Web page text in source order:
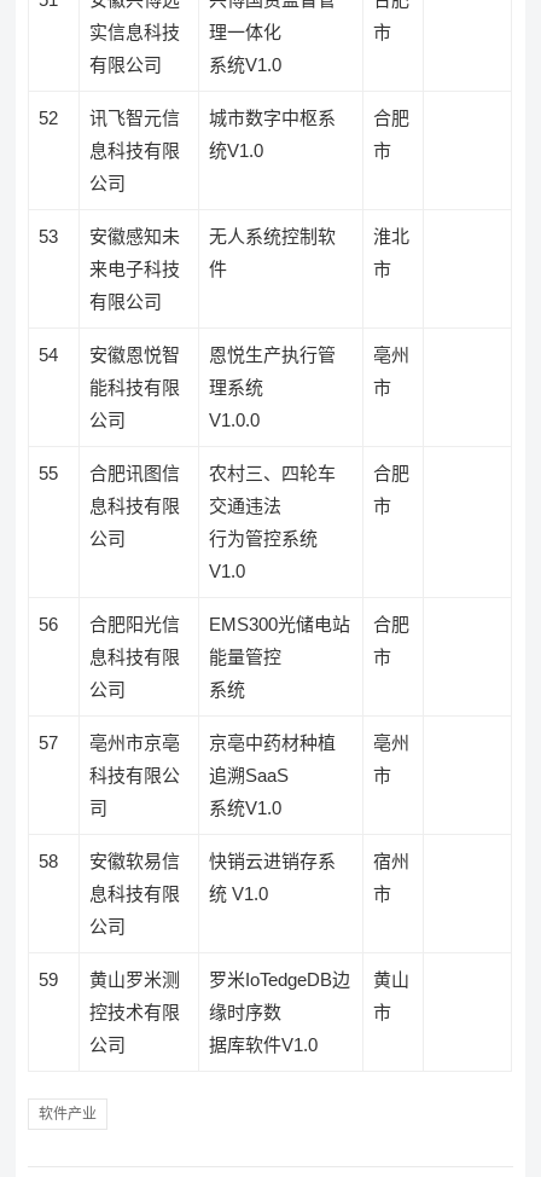
实信息科技
有限公司
理一体化
系统V1.0
市
52
讯飞智元信
息科技有限
公司
城市数字中枢系
统V1.0
合肥
市
53
安徽感知未
来电子科技
有限公司
无人系统控制软
件
淮北
市
54
安徽恩悦智
能科技有限
公司
恩悦生产执行管
理系统
V1.0.0
亳州
市
55
合肥讯图信
息科技有限
公司
农村三、四轮车
交通违法
行为管控系统
V1.0
合肥
市
56
合肥阳光信
息科技有限
公司
EMS300光储电站
能量管控
系统
合肥
市
57
亳州市京亳
科技有限公
司
京亳中药材种植
追溯SaaS
系统V1.0
亳州
市
58
安徽软易信
息科技有限
公司
快销云进销存系
统 V1.0
宿州
市
59
黄山罗米测
控技术有限
公司
罗米IoTedgeDB边
缘时序数
据库软件V1.0
黄山
市
软件产业